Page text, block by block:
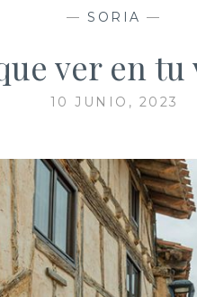
—SORIA —
ver en
10 JUNIO, 2023